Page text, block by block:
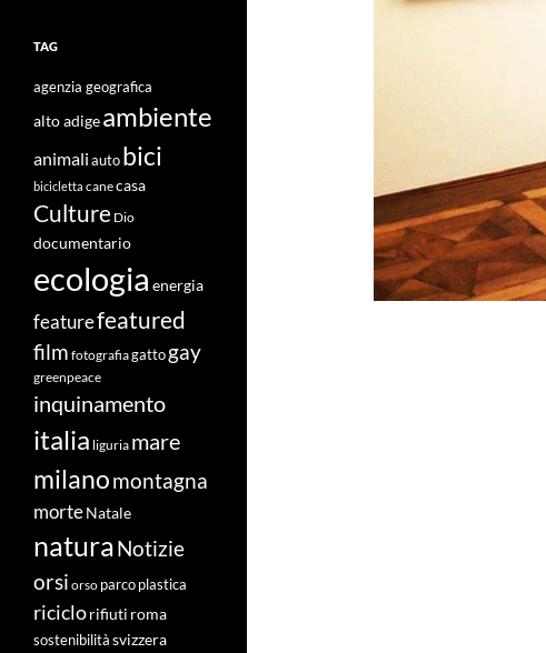
TAG
agenzia geografica
alto adigeambiente
animali auto bici
bicicletta canecasa
Culture Dio
documentario
ecologia energia
featurefeatured
film fotografiagatto gay
greenpeace
inquinamento
italia liguria mare
milanomontagna
morteNatale
naturaNotizie
orsi orso parco plastica
riciclorifiuti roma
sostenibilità svizzera